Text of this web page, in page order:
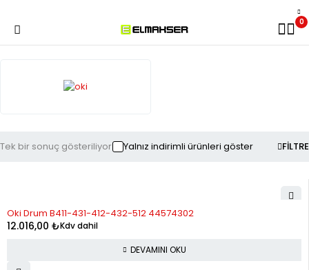
0
FILTRE
Tek bir sonuç gösteriliyor Yalnız indirimli ürünleri göster
Oki Drum B411-431-412-432-512 44574302
12.016,00 ₺Kdv dahil
DEVAMINI OKU